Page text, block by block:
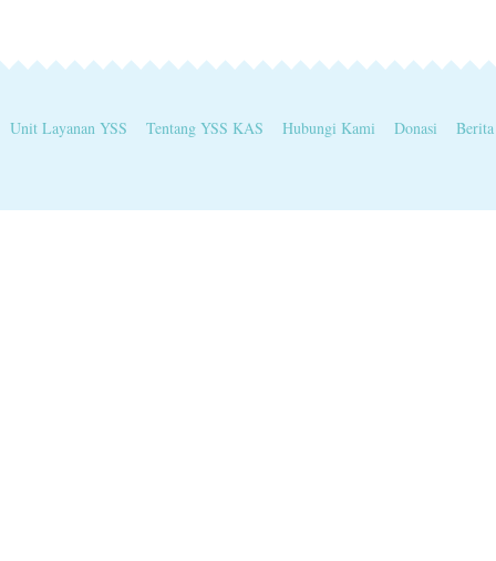
Unit Layanan YSS Tentang YSS KAS Hubungi Kami Donasi Berita